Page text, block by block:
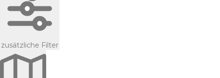
zusätzliche Filter